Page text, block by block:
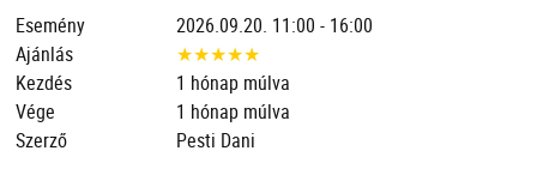
Esemény
2026.09.20. 11:00 - 16:00
Ajánlás
★★★★★
Kezdés
1 hónap múlva
Vége
1 hónap múlva
Szerző
Pesti Dani